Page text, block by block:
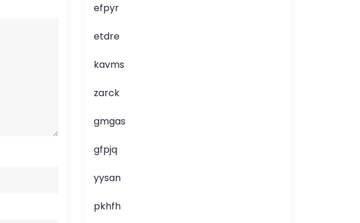
efpyr
etdre
kavms
zarck
gmgas
gfpjq
yysan
pkhfh